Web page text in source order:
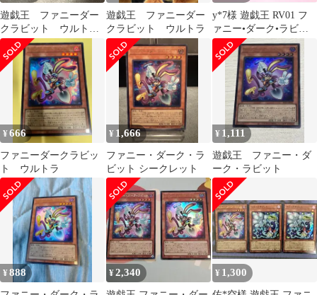
遊戯王 ファニーダー
クラビット ウルトラ
レア RV01 2枚
遊戯王 ファニーダー
クラビット ウルトラ
y*7様 遊戯王 RV01 フ
ァニー•ダーク•ラビッ
ト(UR) 3枚 美品〜中品
¥666
ファニーダークラビッ
ト ウルトラ
¥ 1,666
ファニー・ダーク・ラ
ビット シークレット
¥ 1,111
遊戯王 ファニー・ダ
ーク・ラビット
¥888 ¥2,340 ¥ 1,300